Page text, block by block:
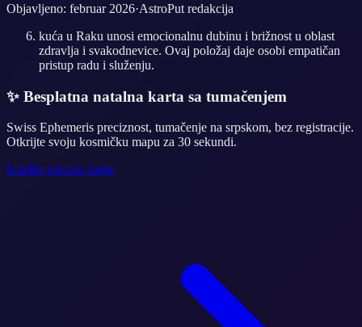
Objavljeno: februar 2026·AstroPut redakcija
kuća u Raku unosi emocionalnu dubinu i brižnost u oblast
zdravlja i svakodnevice. Ovaj položaj daje osobi empatičan
pristup radu i služenju.
✨ Besplatna natalna karta sa tumačenjem
Swiss Ephemeris preciznost, tumačenje na srpskom, bez registracije.
Otkrijte svoju kosmičku mapu za 30 sekundi.
Izradite natalnu kartu